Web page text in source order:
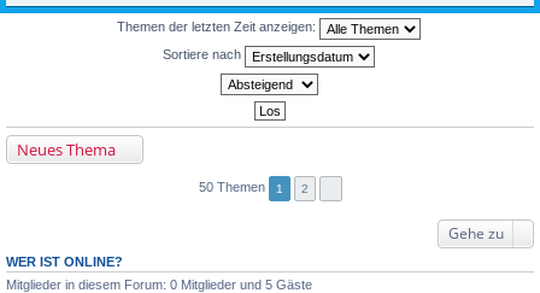
Themen der letzten Zeit anzeigen:
Sortiere nach
Neues Thema
50 Themen 1 2
Gehe zu
WER IST ONLINE?
Mitglieder in diesem Forum: 0 Mitglieder und 5 Gäste